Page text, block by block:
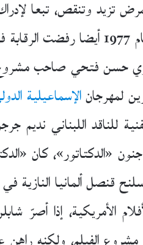
تزيد وتنقص، تبعا
على وجدان المسلم يشبه الخوف على
حسن فتحي صاحب مشروع
لمهرجانالإسماعيلية
اللبناني نديم
«الدكتاتور»، كان
قنصل ألمانيا النازية
الأمريكية، إذا